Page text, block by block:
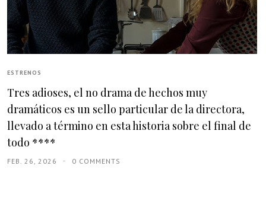
ESTRENOS
Tres adioses, el no drama de hechos muy
dramáticos es un sello particular de la directora,
llevado a término en esta historia sobre el final de
todo ****
FEB. 26, 2026 0 COMMENTS